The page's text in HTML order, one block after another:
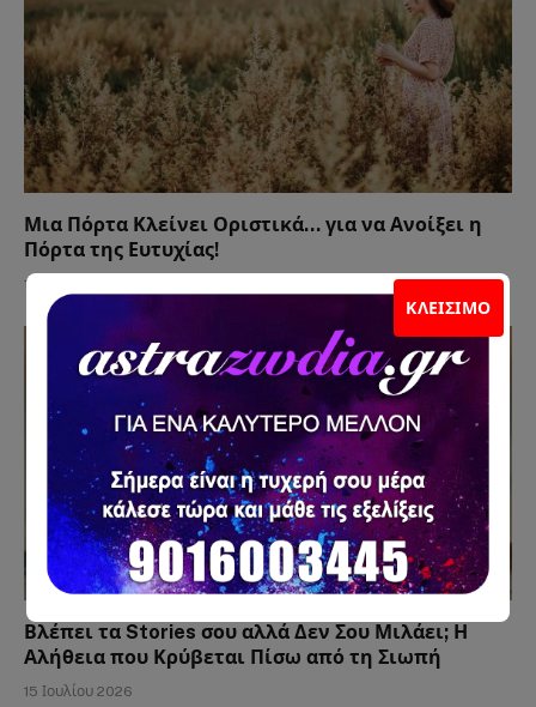
ΚΛΕΊΣΙΜΟ
Μια Πόρτα Κλείνει Οριστικά… για να Ανοίξει η
Πόρτα της Ευτυχίας!
15 Ιουλίου 2026
Βλέπει τα Stories σου αλλά Δεν Σου Μιλάει; Η
Αλήθεια που Κρύβεται Πίσω από τη Σιωπή
15 Ιουλίου 2026